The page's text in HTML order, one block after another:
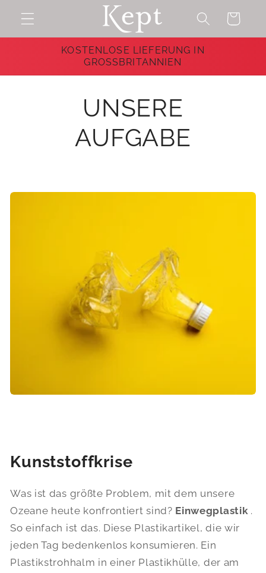
zum
Inhalt
Warenkorb
KOSTENLOSE LIEFERUNG IN
GROSSBRITANNIEN
UNSERE
AUFGABE
Kunststoffkrise
Was ist das größte Problem, mit dem unsere
Ozeane heute konfrontiert sind? Einwegplastik.
So einfach ist das. Diese Plastikartikel, die wir
jeden Tag bedenkenlos konsumieren. Ein
Plastikstrohhalm in einer Plastikhülle, der am